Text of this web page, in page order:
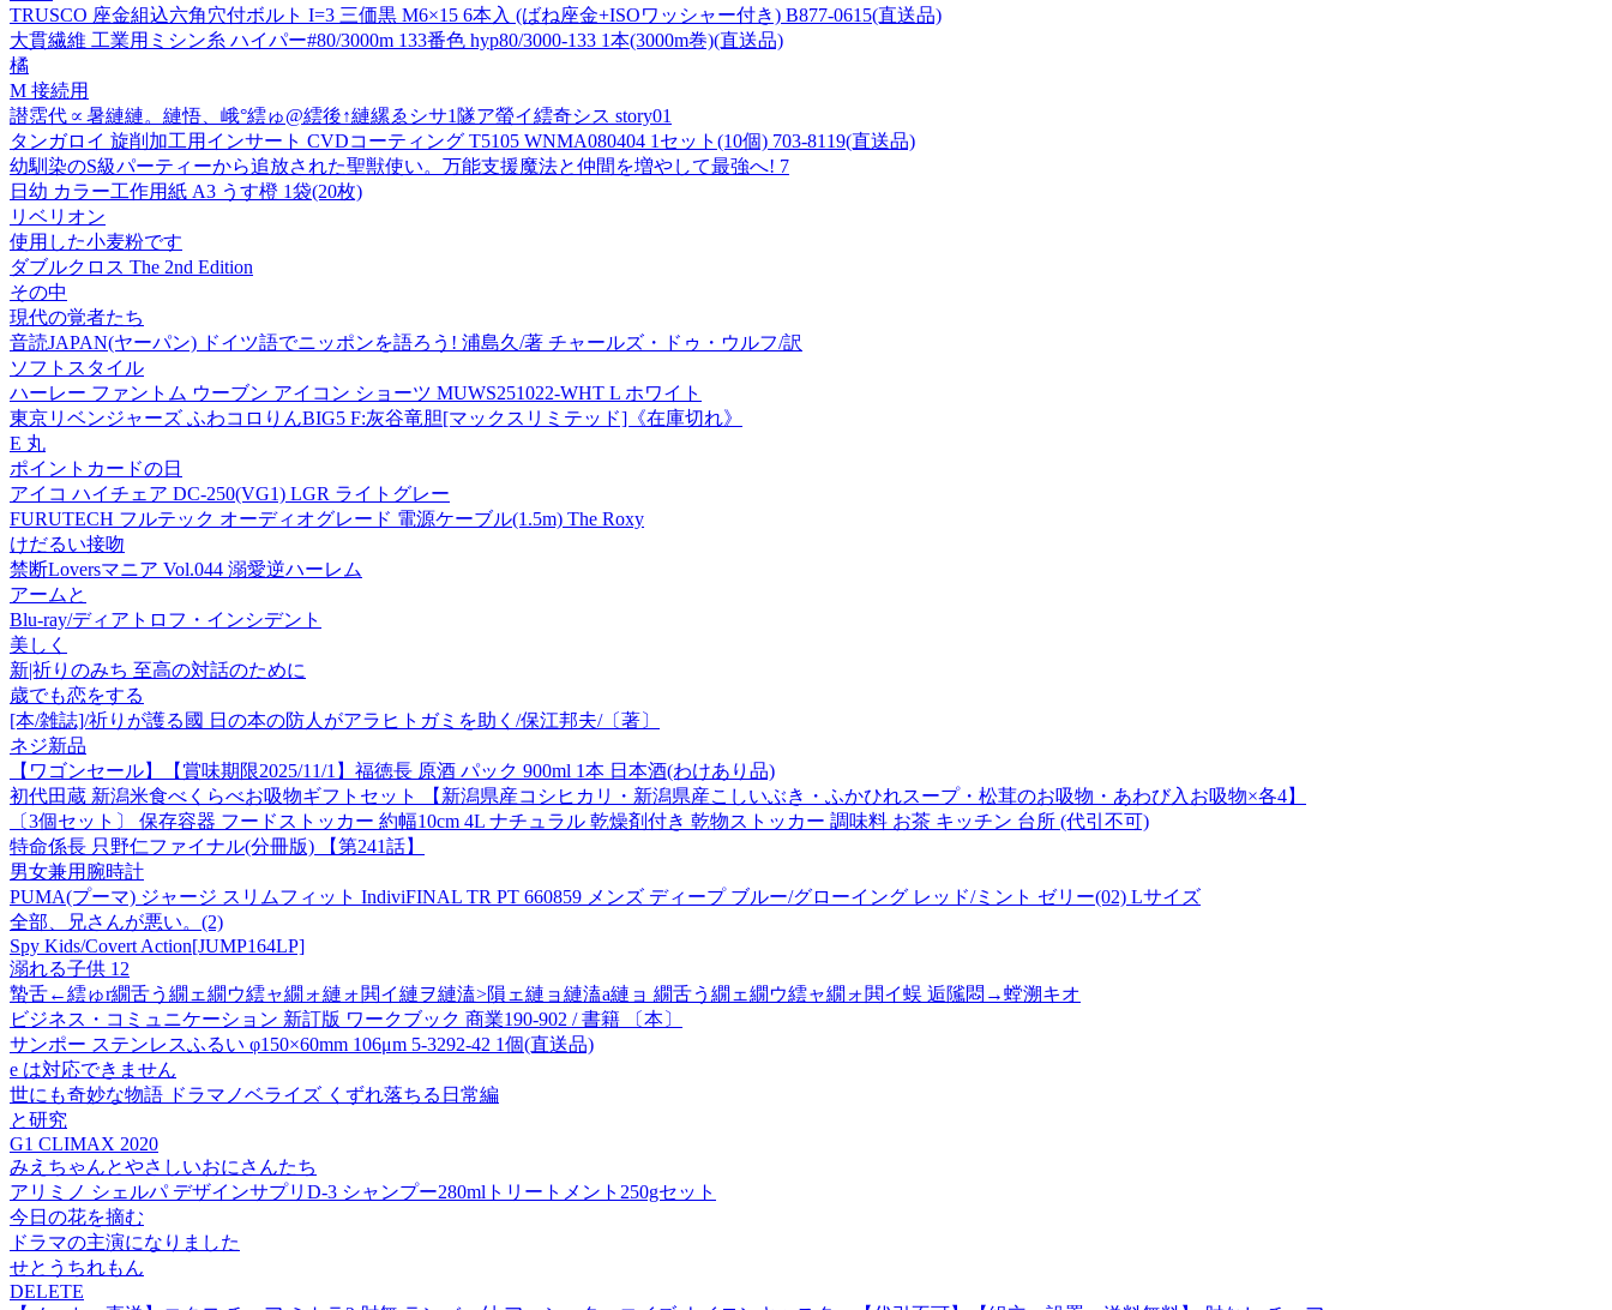
TRUSCO 座金組込六角穴付ボルト I=3 三価黒 M6×15 6本入 (ばね座金+ISOワッシャー付き) B877-0615(直送品)
大貫繊維 工業用ミシン糸 ハイパー#80/3000m 133番色 hyp80/3000-133 1本(3000m巻)(直送品)
橘
M 接続用
譛霑代∝暑縺縺。縺悟、峨°繧ゅ@繧後↑縺縲ゑシサ1隧ア螢イ繧奇シス story01
タンガロイ 旋削加工用インサート CVDコーティング T5105 WNMA080404 1セット(10個) 703-8119(直送品)
幼馴染のS級パーティーから追放された聖獣使い。万能支援魔法と仲間を増やして最強へ! 7
日幼 カラー工作用紙 A3 うす橙 1袋(20枚)
リベリオン
使用した小麦粉です
ダブルクロス The 2nd Edition
その中
現代の覚者たち
音読JAPAN(ヤーパン) ドイツ語でニッポンを語ろう! 浦島久/著 チャールズ・ドゥ・ウルフ/訳
ソフトスタイル
ハーレー ファントム ウーブン アイコン ショーツ MUWS251022-WHT L ホワイト
東京リベンジャーズ ふわコロりんBIG5 F:灰谷竜胆[マックスリミテッド]《在庫切れ》
E 丸
ポイントカードの日
アイコ ハイチェア DC-250(VG1) LGR ライトグレー
FURUTECH フルテック オーディオグレード 電源ケーブル(1.5m) The Roxy
けだるい接吻
禁断Loversマニア Vol.044 溺愛逆ハーレム
アームと
Blu-ray/ディアトロフ・インシデント
美しく
新|祈りのみち 至高の対話のために
歳でも恋をする
[本/雑誌]/祈りが護る國 日の本の防人がアラヒトガミを助く/保江邦夫/〔著〕
ネジ新品
【ワゴンセール】【賞味期限2025/11/1】福徳長 原酒 パック 900ml 1本 日本酒(わけあり品)
初代田蔵 新潟米食べくらべお吸物ギフトセット 【新潟県産コシヒカリ・新潟県産こしいぶき・ふかひれスープ・松茸のお吸物・あわび入お吸物×各4】
〔3個セット〕 保存容器 フードストッカー 約幅10cm 4L ナチュラル 乾燥剤付き 乾物ストッカー 調味料 お茶 キッチン 台所 (代引不可)
特命係長 只野仁ファイナル(分冊版) 【第241話】
男女兼用腕時計
PUMA(プーマ) ジャージ スリムフィット IndiviFINAL TR PT 660859 メンズ ディープ ブルー/グローイング レッド/ミント ゼリー(02) Lサイズ
全部、兄さんが悪い。(2)
Spy Kids/Covert Action[JUMP164LP]
溺れる子供 12
蟄舌←繧ゅr繝舌う繝ェ繝ウ繧ャ繝ォ縺ォ閧イ縺ヲ縺溘>隕ェ縺ョ縺溘a縺ョ 繝舌う繝ェ繝ウ繧ャ繝ォ閧イ蜈 逅隲悶→螳溯キオ
ビジネス・コミュニケーション 新訂版 ワークブック 商業190-902 / 書籍 〔本〕
サンポー ステンレスふるい φ150×60mm 106μm 5-3292-42 1個(直送品)
e は対応できません
世にも奇妙な物語 ドラマノベライズ くずれ落ちる日常編
と研究
G1 CLIMAX 2020
みえちゃんとやさしいおにさんたち
アリミノ シェルパ デザインサプリD-3 シャンプー280mlトリートメント250gセット
今日の花を摘む
ドラマの主演になりました
せとうちれもん
DELETE